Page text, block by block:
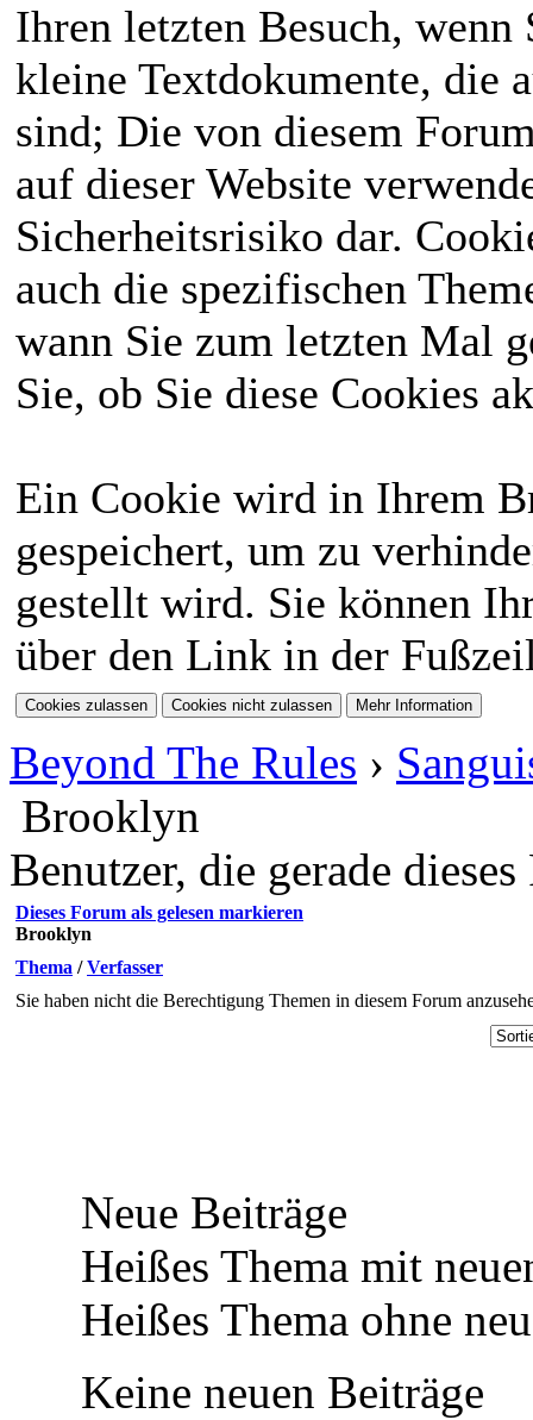
Ihren letzten Besuch,
kleine Textdokumente, die
sind; Die von diesem
auf dieser Website
Sicherheitsrisiko dar.
auch die spezifischen
wann Sie zum letzten Mal
Sie, ob Sie diese Cookies
Ein Cookie wird in Ihrem
gespeichert, um zu
gestellt wird. Sie können
über den Link in der
Beyond The Rules ›
Brooklyn
Benutzer, die gerade
Dieses Forum als gelesen markieren
Brooklyn
Thema /Verfasser
Sie haben nicht die Berechtigung Themen in diesem Forum
Neue Beiträge
Heißes Thema mit
Heißes Thema ohne
Keine neuen Beiträge